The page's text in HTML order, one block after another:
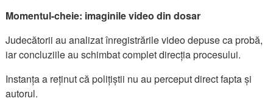
Momentul-cheie: imaginile video din dosar
Judecătorii au analizat înregistrările video depuse ca probă,
iar concluziile au schimbat complet direcția procesului.
Instanța a reținut că polițiștii nu au perceput direct fapta și
autorul.